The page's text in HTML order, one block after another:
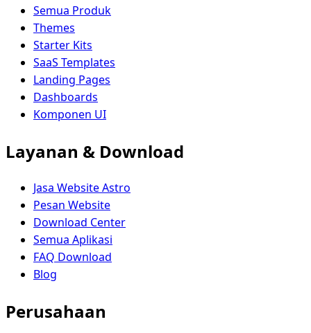
Semua Produk
Themes
Starter Kits
SaaS Templates
Landing Pages
Dashboards
Komponen UI
Layanan & Download
Jasa Website Astro
Pesan Website
Download Center
Semua Aplikasi
FAQ Download
Blog
Perusahaan